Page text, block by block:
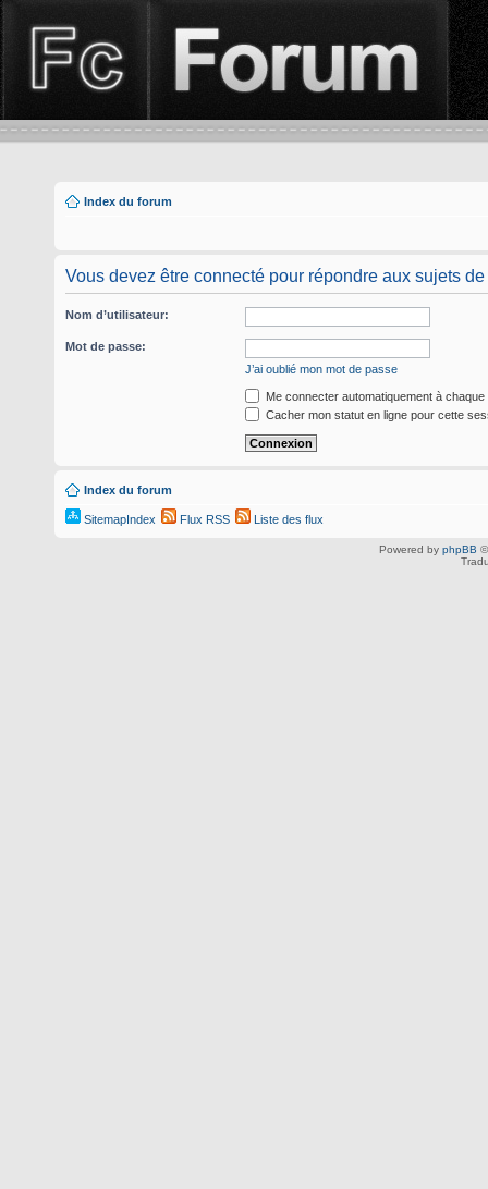
Index du forum
Vous devez être connecté pour répondre aux sujets de
Nom d’utilisateur:
Mot de passe:
J’ai oublié mon mot de passe
Me connecter automatiquement à chaque
Cacher mon statut en ligne pour cette
Index du forum
SitemapIndex Flux RSS Liste des flux
Powered by phpBB